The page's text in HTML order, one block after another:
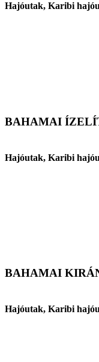
Hajóutak, Karibi
BAHAMAI
Hajóutak, Karibi
BAHAMAI
Hajóutak, Karibi